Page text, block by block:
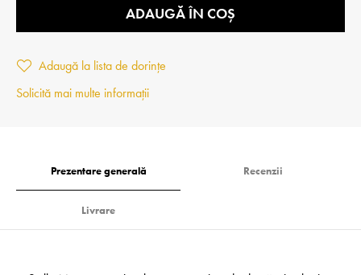
ADAUGĂ ÎN COȘ
Adaugă la lista de dorințe
Solicită mai multe informații
Prezentare generală Recenzii
Livrare